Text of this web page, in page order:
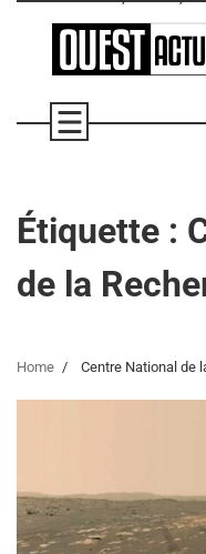
Étiquette :
de la
Home Centre National de